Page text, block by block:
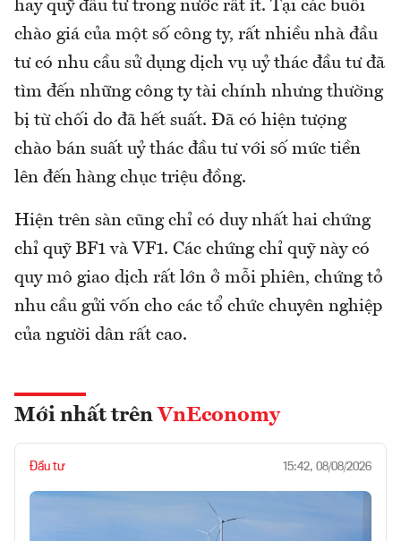
hay quỹ đầu tư trong nước rất ít. Tại các buổi
chào giá của một số công ty, rất nhiều nhà đầu
tư có nhu cầu sử dụng dịch vụ uỷ thác đầu tư đã
tìm đến những công ty tài chính nhưng thường
bị từ chối do đã hết suất. Đã có hiện tượng
chào bán suất uỷ thác đầu tư với số mức tiền
lên đến hàng chục triệu đồng.
Hiện trên sàn cũng chỉ có duy nhất hai chứng
chỉ quỹ BF1 và VF1. Các chứng chỉ quỹ này có
quy mô giao dịch rất lớn ở mỗi phiên, chứng tỏ
nhu cầu gửi vốn cho các tổ chức chuyên nghiệp
của người dân rất cao.
Mới nhất trên VnEconomy
Đầu tư 15:42, 08/08/2026